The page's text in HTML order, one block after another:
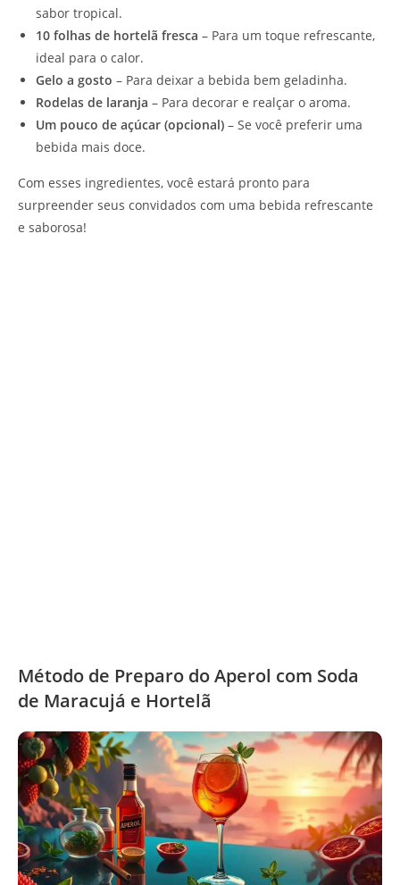
sabor tropical.
10 folhas de hortelã fresca – Para um toque refrescante,
ideal para o calor.
Gelo a gosto – Para deixar a bebida bem geladinha.
Rodelas de laranja – Para decorar e realçar o aroma.
Um pouco de açúcar (opcional) – Se você preferir uma
bebida mais doce.
Com esses ingredientes, você estará pronto para
surpreender seus convidados com uma bebida refrescante
e saborosa!
Método de Preparo do Aperol com Soda
de Maracujá e Hortelã